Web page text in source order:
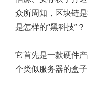
众所周知，区块链
是怎样的“黑科技”？
它首先是一款硬件
个类似服务器的盒